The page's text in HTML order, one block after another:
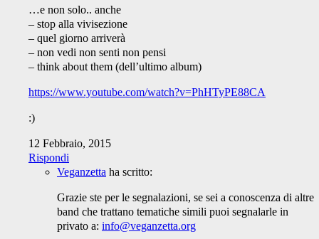
…e non solo.. anche
– stop alla vivisezione
– quel giorno arriverà
– non vedi non senti non pensi
– think about them (dell’ultimo album)
https://www.youtube.com/watch?v=PhHTyPE88CA
:)
12 Febbraio, 2015
Rispondi
Veganzetta ha scritto:
Grazie ste per le segnalazioni, se sei a conoscenza di altre
band che trattano tematiche simili puoi segnalarle in
privato a: info@veganzetta.org